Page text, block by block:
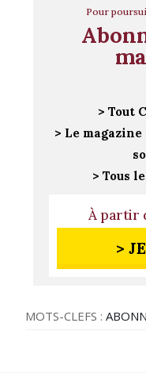
Pour
> Tout
> Le
> Tous
À partir
>
MOTS-CLEFS :